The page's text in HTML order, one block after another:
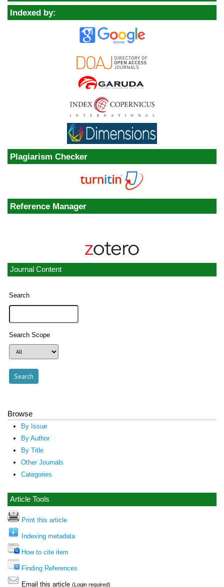
Indexed by:
Plagiarism Checker
Reference Manager
Journal Content
Search
Search Scope
Browse
By Issue
By Author
By Title
Other Journals
Categories
Article Tools
Print this article
Indexing metadata
How to cite item
Finding References
Email this article (Login required)